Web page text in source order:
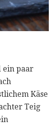
ein paar
Käse
Teig